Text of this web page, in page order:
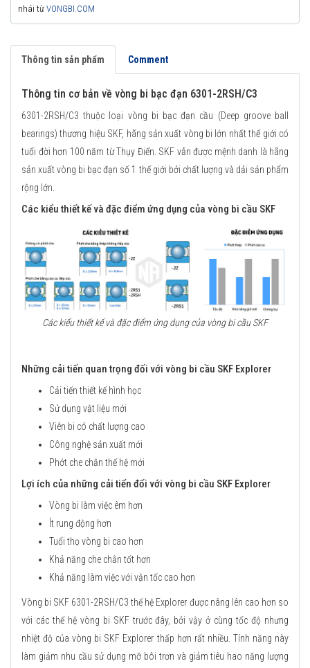
nhái từ VONGBI.COM
Thông tin sản phẩm Comment
Thông tin cơ bản về vòng bi bạc đạn 6301-2RSH/C3
6301-2RSH/C3 thuộc loại vòng bi bạc đạn cầu (Deep groove ball
bearings) thương hiệu SKF, hãng sản xuất vòng bi lớn nhất thế giới có
tuổi đời hơn 100 năm từ Thụy Điển. SKF vẫn được mệnh danh là hãng
sản xuất vòng bi bạc đạn số 1 thế giới bởi chất lượng và dải sản phẩm
rộng lớn.
Các kiểu thiết kế và đặc điểm ứng dụng của vòng bi cầu SKF
Các kiểu thiết kế và đặc điểm ứng dụng của vòng bi cầu SKF
Những cải tiến quan trọng đối với vòng bi cầu SKF Explorer
Cải tiến thiết kế hình học
Sử dụng vật liệu mới
Viên bi có chất lượng cao
Công nghệ sản xuất mới
Phớt che chắn thế hệ mới
Lợi ích của những cải tiến đối với vòng bi cầu SKF Explorer
Vòng bi làm việc êm hơn
Ít rung động hơn
Tuổi thọ vòng bi cao hơn
Khả năng che chắn tốt hơn
Khả năng làm việc với vận tốc cao hơn
Vòng bi SKF 6301-2RSH/C3 thế hệ Explorer được nâng lên cao hơn so
với các thế hệ vòng bi SKF trước đây, bởi vậy ở cùng tốc độ nhưng
nhiệt độ của vòng bi SKF Explorer thấp hơn rất nhiều. Tính năng này
làm giảm nhu cầu sử dụng mỡ bôi trơn và giảm tiêu hao năng lượng